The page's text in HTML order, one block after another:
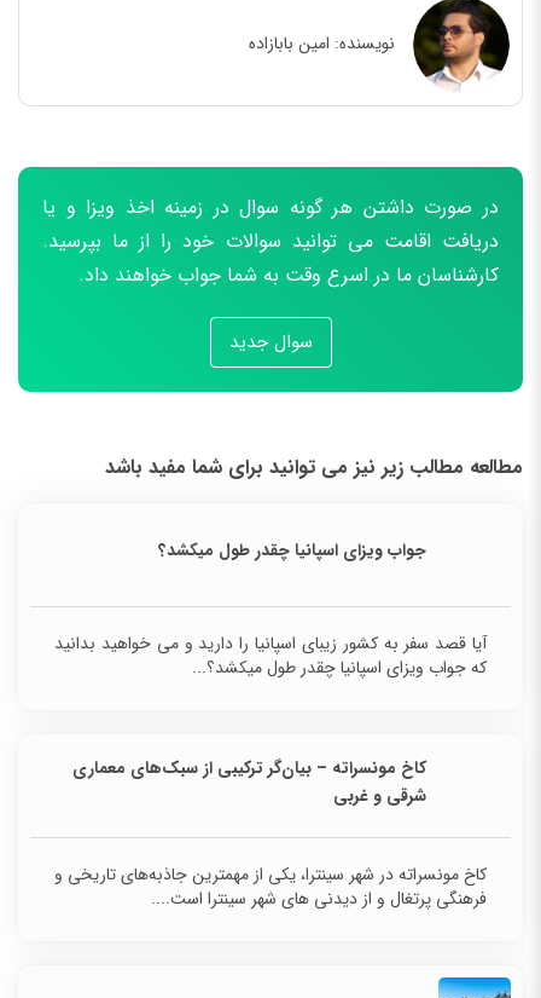
نویسنده: امین بابازاده
در صورت داشتن هر گونه سوال در زمینه اخذ ویزا و یا
دریافت اقامت می توانید سوالات خود را از ما بپرسید.
کارشناسان ما در اسرع وقت به شما جواب خواهند داد.
سوال جدید
مطالعه مطالب زیر نیز می توانید برای شما مفید باشد
جواب ویزای اسپانیا چقدر طول میکشد؟
آیا قصد سفر به کشور زیبای اسپانیا را دارید و می خواهید بدانید
که جواب ویزای اسپانیا چقدر طول میکشد؟...
کاخ مونسراته – بیان‌گر ترکیبی از سبک‌های معماری
شرقی و غربی
کاخ مونسراته در شهر سینترا، یکی از مهمترین جاذبه‌های تاریخی و
فرهنگی پرتغال و از دیدنی های شهر سینترا است....